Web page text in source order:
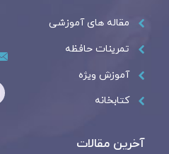
مقاله های آموزشی
تمرینات حافظه
آموزش ویژه
کتابخانه
آخرین مقالات